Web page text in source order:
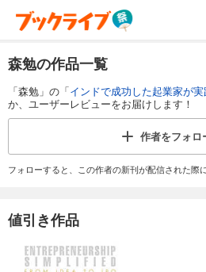
森勉の作品一覧
「森勉」の「インドで成功した起業家が
か、ユーザーレビューをお届けします！
作者をフォロ
フォローすると、この作者の新刊が配信された際
値引き作品